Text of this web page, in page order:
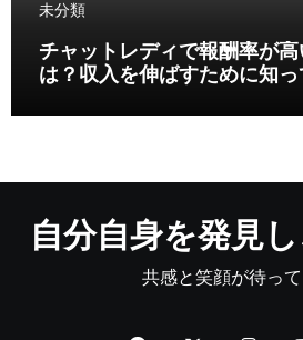
未分類
チャットレディで報酬率が
は？収入を伸ばすために知っ
自分自身を発見
共感と笑顔が待っ